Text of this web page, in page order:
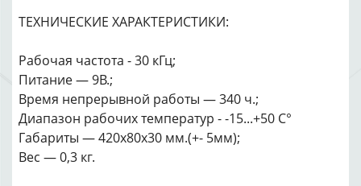
ТЕХНИЧЕСКИЕ ХАРАКТЕРИСТИКИ:
Рабочая частота - 30 кГц;
Питание — 9В.;
Время непрерывной работы — 340 ч.;
Диапазон рабочих температур - -15...+50 С°
Габариты — 420х80х30 мм.(+- 5мм);
Вес — 0,3 кг.